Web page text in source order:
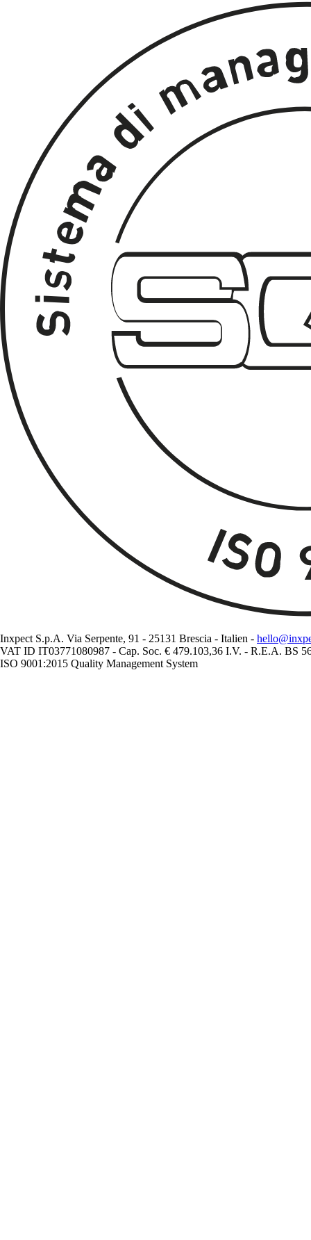
Inxpect S.p.A. Via Serpente, 91 - 25131 Brescia - Italien -
VAT ID IT03771080987 - Cap. Soc. € 479.103,36 I.V. - R.E.A. BS
ISO 9001:2015 Quality Management System